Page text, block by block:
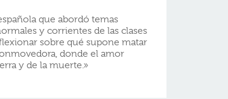
que abordó temas
y corrientes de las clases
sobre qué supone matar
donde el amor
y de la muerte.»